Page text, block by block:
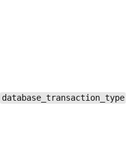
database_transaction_type